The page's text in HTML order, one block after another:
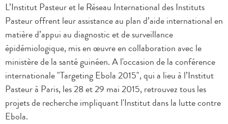
L’Institut Pasteur et le Réseau International des Instituts
Pasteur offrent leur assistance au plan d’aide international en
matière d’appui au diagnostic et de surveillance
épidémiologique, mis en œuvre en collaboration avec le
ministère de la santé guinéen.A l'occasion de la conférence
internationale "Targeting Ebola 2015", qui a lieu à l’Institut
Pasteur à Paris, les 28 et 29 mai 2015, retrouvez tous les
projets de recherche impliquant l'Institut dans la lutte contre
Ebola.